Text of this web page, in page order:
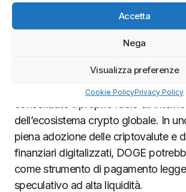
Accetta
Nega
Visualizza preferenze
Cookie PolicyPrivacy Policy
Previsioni di prezzo
Il 2030 rappresenta un orizzonte di
in cui Dogecoin potrebbe aver
dell’ecosistema crypto globale. In
piena adozione delle criptovalute e
finanziari digitalizzati, DOGE
come strumento di pagamento
speculativo ad alta liquidità.